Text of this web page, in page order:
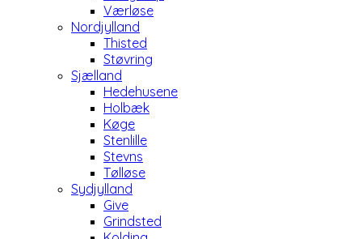
Værløse
Nordjylland
Thisted
Støvring
Sjælland
Hedehusene
Holbæk
Køge
Stenlille
Stevns
Tølløse
Sydjylland
Give
Grindsted